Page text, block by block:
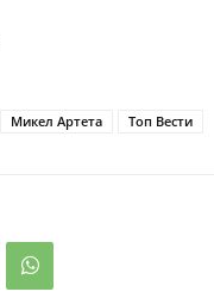
Микел Артета Топ Вести